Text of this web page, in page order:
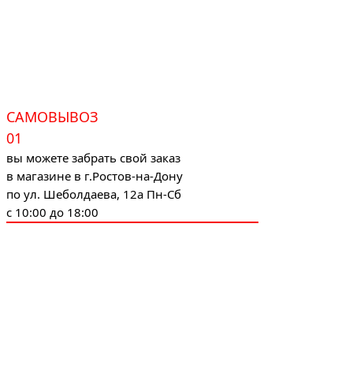
САМОВЫВОЗ
01
вы можете забрать свой заказ
в магазине в г.Ростов-на-Дону
по ул. Шеболдаева, 12а Пн-Сб
с 10:00 до 18:00